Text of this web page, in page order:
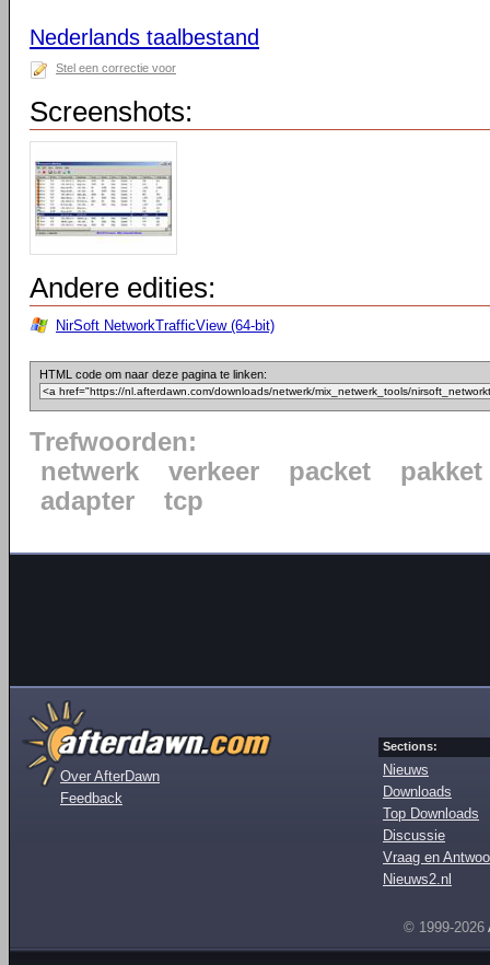
Nederlands taalbestand
Stel een correctie voor
Screenshots:
Andere edities:
NirSoft NetworkTrafficView (64-bit)
HTML code om naar deze pagina te linken:
Trefwoorden:
netwerk
verkeer packet
pakket
adapter
tcp
Over AfterDawn
Feedback
Sections:
Nieuws
Downloads
Top Downloads
Discussie
Vraag en
Nieuws2.nl
© 1999-2026